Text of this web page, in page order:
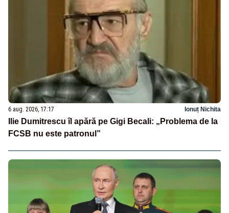
6 aug. 2026, 17:17 Ionuț Nichita
Ilie Dumitrescu îl apără pe Gigi Becali: „Problema de la
FCSB nu este patronul”